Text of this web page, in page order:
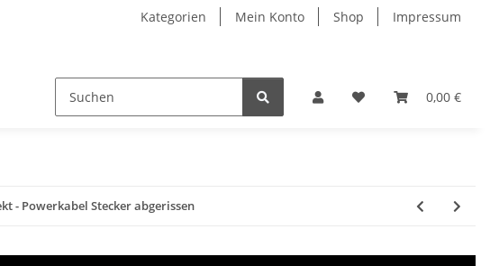
Kategorien Mein Konto Shop Impressum
0,00 €
- Powerkabel Stecker abgerissen